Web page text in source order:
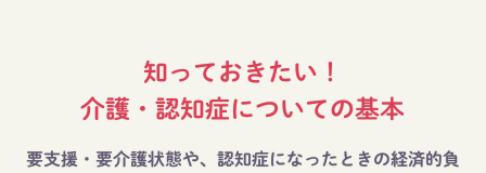
要支援・要介護状態や、認知症になったときの経済的負
知っておきたい！
介護・認知症についての基本